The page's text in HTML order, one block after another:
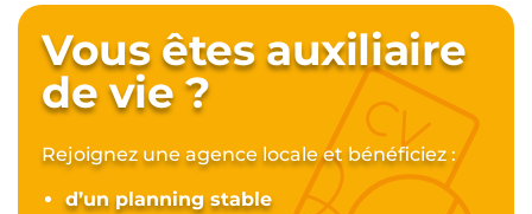
Vous êtes auxiliaire
de vie ?
Rejoignez une agence locale et bénéficiez :
d’un planning stable